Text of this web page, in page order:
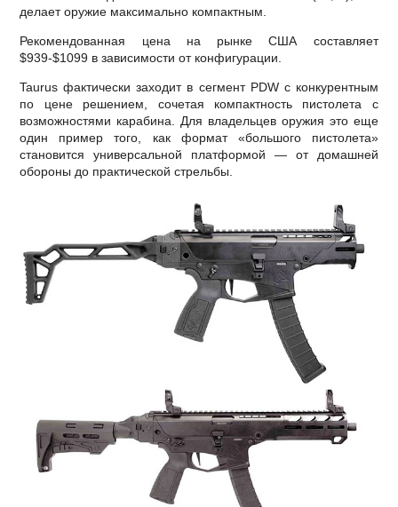
делает оружие максимально компактным.
Рекомендованная цена на рынке США составляет
$939-$1099 в зависимости от конфигурации.
Taurus фактически заходит в сегмент PDW с конкурентным
по цене решением, сочетая компактность пистолета с
возможностями карабина. Для владельцев оружия это еще
один пример того, как формат «большого пистолета»
становится универсальной платформой — от домашней
обороны до практической стрельбы.